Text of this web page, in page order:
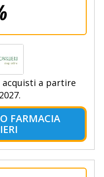
acquisti a partire
FARMACIA